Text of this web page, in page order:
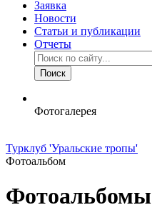
Заявка
Новости
Статьи и публикации
Отчеты
Фотогалерея
Турклуб 'Уральские тропы'
Фотоальбом
Фотоальбомы